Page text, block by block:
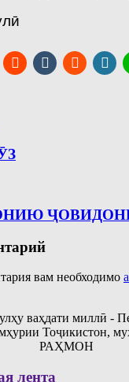
вам необходимо
ваҳдати миллӣ -
Тоҷикистон,
РАҲМОН
лента